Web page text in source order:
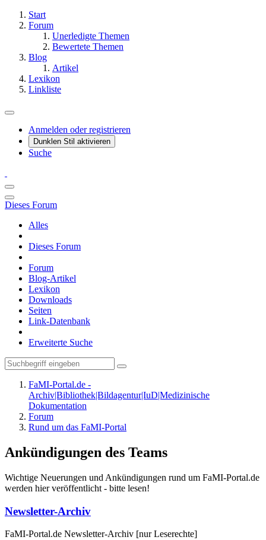
Start
Forum
Unerledigte Themen
Bewertete Themen
Blog
Artikel
Lexikon
Linkliste
Anmelden oder registrieren
Dunklen Stil aktivieren
Suche
Dieses Forum
Alles
Dieses Forum
Forum
Blog-Artikel
Lexikon
Downloads
Seiten
Link-Datenbank
Erweiterte Suche
FaMI-Portal.de -
Archiv|Bibliothek|Bildagentur|IuD|Medizinische
Dokumentation
Forum
Rund um das FaMI-Portal
Ankündigungen des Teams
Wichtige Neuerungen und Ankündigungen rund um FaMI-Portal.de
werden hier veröffentlicht - bitte lesen!
Newsletter-Archiv
FaMI-Portal.de Newsletter-Archiv [nur Leserechte]